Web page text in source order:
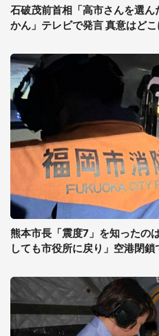
石破茂前首相「高市さんを選
かん」テレビで発言 真意はど
熊本市長「震度7」を知ったの
しても市役所に戻り」空港閉